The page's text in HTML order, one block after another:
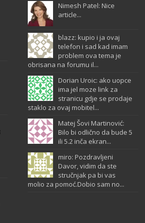
Nimesh Patel: Nice
article...
blazz: kupio i ja ovaj
telefon i sad kad imam
problem ova tema je
obrisana na forumu il...
Dorian Uroic: ako uopce
ima jel moze link za
stranicu gdje se prodaje
staklo za ovaj mobitel...
Matej Šovi Martinović:
Bilo bi odlično da bude 5
ili 5.2 inča ekran...
miro: Pozdravljeni
Davor, vidim da ste
stručnjak pa bi vas
molio za pomoć.Dobio sam no...